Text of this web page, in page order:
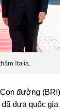
Italia.
đường (BRI)
đã đưa quốc gia